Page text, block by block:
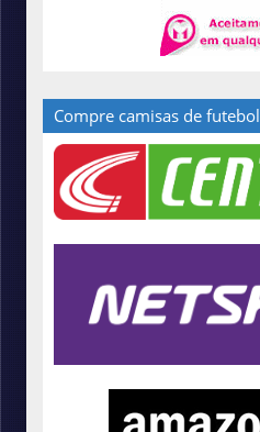
Compre camisas de futebol